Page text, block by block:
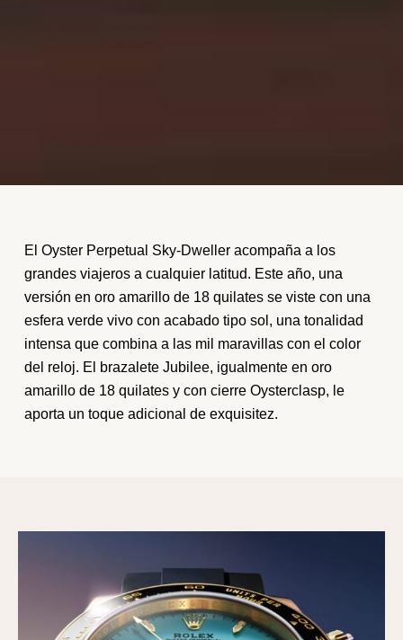
El Oyster Perpetual Sky‑Dweller acompaña a los
grandes viajeros a cualquier latitud. Este año, una
versión en oro amarillo de 18 quilates se viste con una
esfera verde vivo con acabado tipo sol, una tonalidad
intensa que combina a las mil maravillas con el color
del reloj. El brazalete Jubilee, igualmente en oro
amarillo de 18 quilates y con cierre Oysterclasp, le
aporta un toque adicional de exquisitez.